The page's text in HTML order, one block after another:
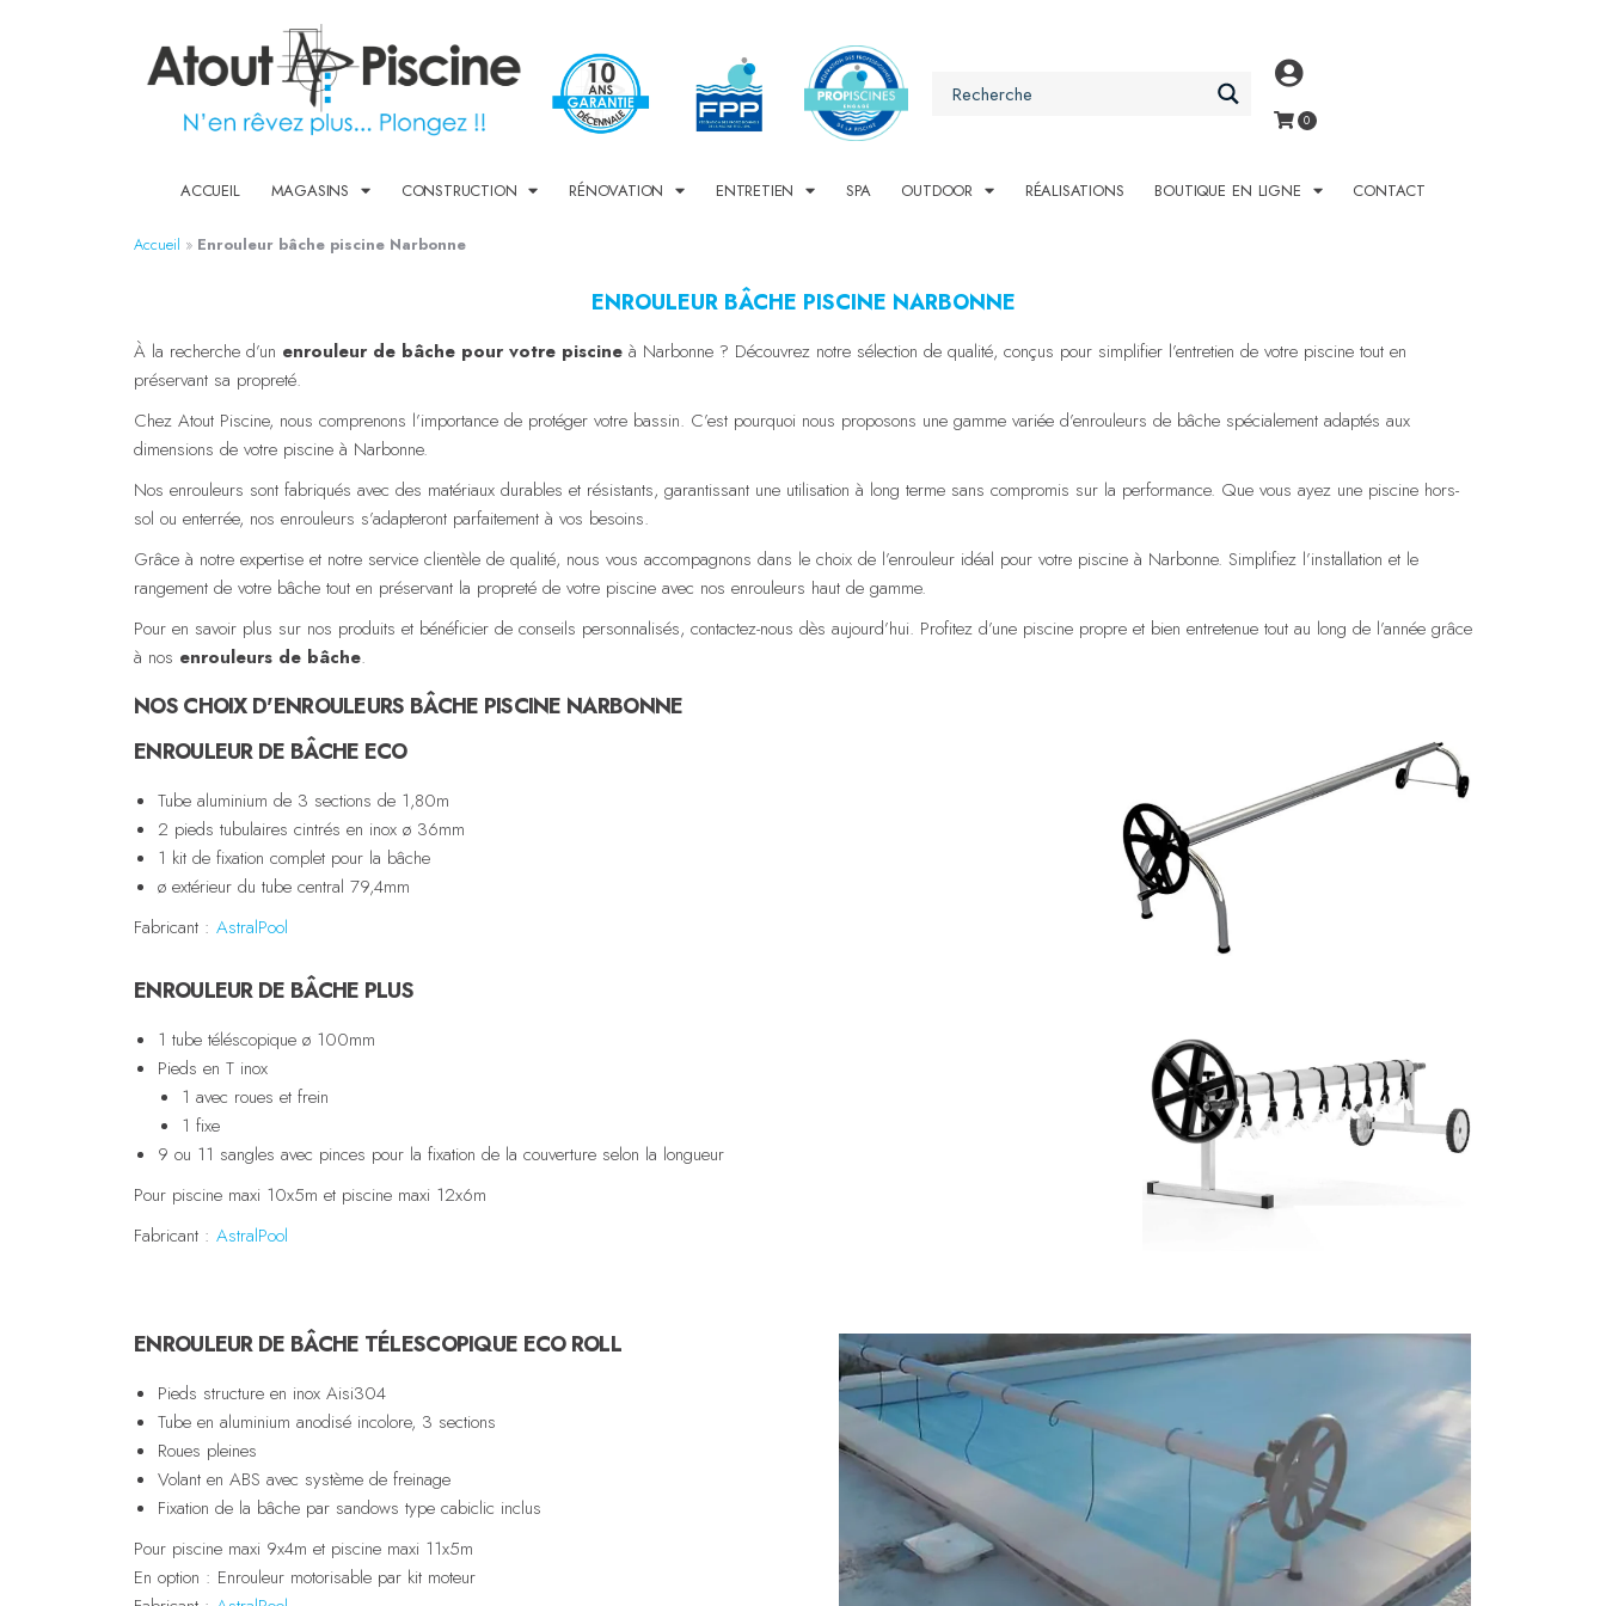
ACCUEIL MAGASINS CONSTRUCTION RÉNOVATION ENTRETIEN SPA OUTDOOR RÉALISATIONS BOUTIQUE EN LIGNE CONTACT
Accueil » Enrouleur bâche piscine Narbonne
ENROULEUR BÂCHE PISCINE NARBONNE
À la recherche d’un enrouleur de bâche pour votre piscine à Narbonne ? Découvrez notre sélection de qualité, conçus pour simplifier l’entretien de votre piscine tout en
préservant sa propreté.
Chez Atout Piscine, nous comprenons l’importance de protéger votre bassin. C’est pourquoi nous proposons une gamme variée d’enrouleurs de bâche spécialement adaptés aux
dimensions de votre piscine à Narbonne.
Nos enrouleurs sont fabriqués avec des matériaux durables et résistants, garantissant une utilisation à long terme sans compromis sur la performance. Que vous ayez une piscine hors-
sol ou enterrée, nos enrouleurs s’adapteront parfaitement à vos besoins.
Grâce à notre expertise et notre service clientèle de qualité, nous vous accompagnons dans le choix de l’enrouleur idéal pour votre piscine à Narbonne. Simplifiez l’installation et le
rangement de votre bâche tout en préservant la propreté de votre piscine avec nos enrouleurs haut de gamme.
Pour en savoir plus sur nos produits et bénéficier de conseils personnalisés, contactez-nous dès aujourd’hui. Profitez d’une piscine propre et bien entretenue tout au long de l’année grâce
à nos enrouleurs de bâche.
NOS CHOIX D'ENROULEURS BÂCHE PISCINE NARBONNE
ENROULEUR DE BÂCHE ECO
Tube aluminium de 3 sections de 1,80m
2 pieds tubulaires cintrés en inox ø 36mm
1 kit de fixation complet pour la bâche
ø extérieur du tube central 79,4mm
Fabricant : AstralPool
ENROULEUR DE BÂCHE PLUS
1 tube téléscopique ø 100mm
Pieds en T inox
1 avec roues et frein
1 fixe
9 ou 11 sangles avec pinces pour la fixation de la couverture selon la longueur
Pour piscine maxi 10x5m et piscine maxi 12x6m
Fabricant : AstralPool
ENROULEUR DE BÂCHE TÉLESCOPIQUE ECO ROLL
Pieds structure en inox Aisi304
Tube en aluminium anodisé incolore, 3 sections
Roues pleines
Volant en ABS avec système de freinage
Fixation de la bâche par sandows type cabiclic inclus
Pour piscine maxi 9x4m et piscine maxi 11x5m
En option : Enrouleur motorisable par kit moteur